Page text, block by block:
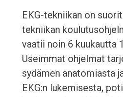
EKG-tekniikan on
tekniikan
vaatii noin 6 kuukautta
Useimmat ohjelmat
sydämen anatomiasta
EKG:n lukemisesta,